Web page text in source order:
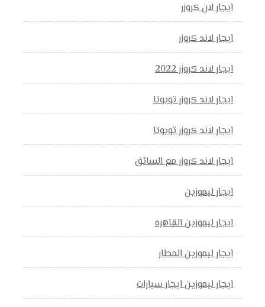
ايجار لان كروزر
ايجار لاند كروزر
ايجار لاند كروزر 2022
ايجار لاند كروزر تويوتا
ايجار لاند كروزر تويوتا
ايجار لاند كروزر مع السائق
ايجار ليموزين
ايجار ليموزين القاهره
ايجار ليموزين المطار
ايجار ليموزين ايجار سيارات